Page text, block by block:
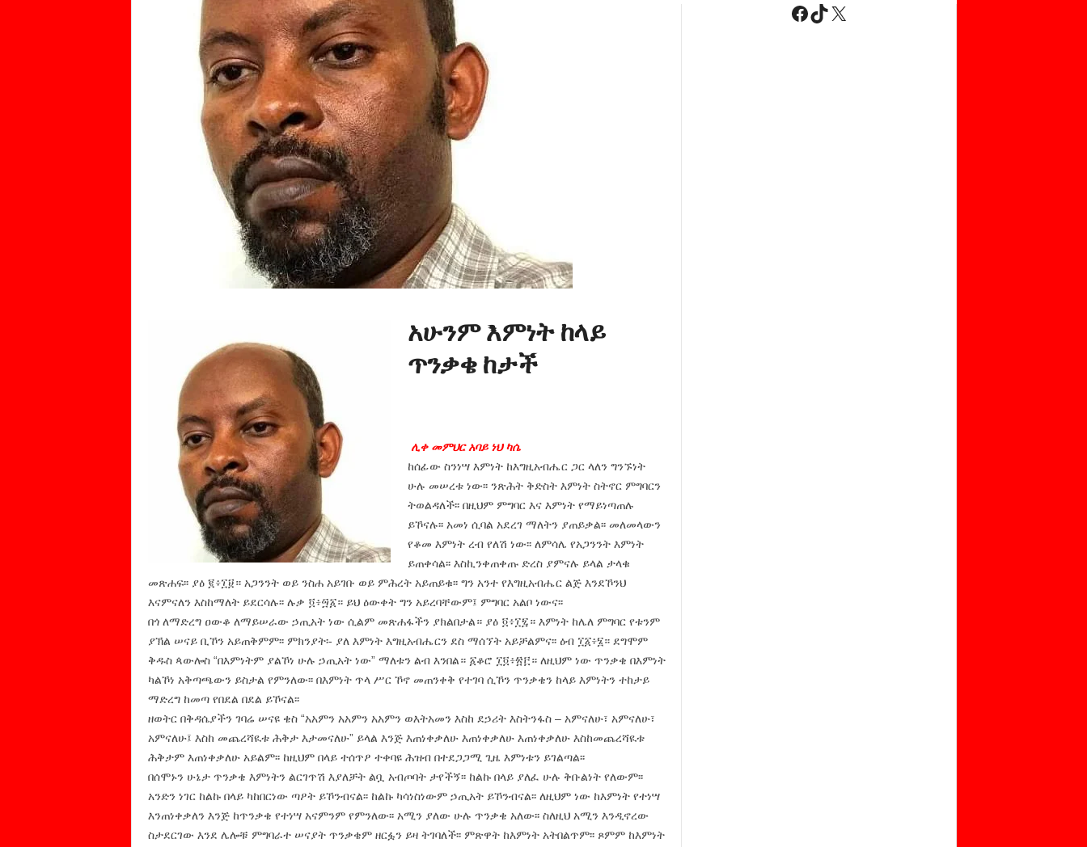
አሁንም እምነት ከላይ
ጥንቃቄ ከታች
ሊቀ መምህር አባይ ነህ ካሴ
ከሰፊው ስንነሣ እምነት ከእግዚአብሔር ጋር ላለን ግንኙነት
ሁሉ መሠረቱ ነው፡፡ ንጽሕት ቅድስት እምነት ስትኖር ምግባርን
ትወልዳለች፡፡ በዚህም ምግባር እና እምነት የማይነጣጠሉ
ይኾናሉ፡፡ አመነ ሲባል አደረገ ማለትን ያጠይቃል፡፡ መለመላውን
የቆመ እምነት ረብ የለሽ ነው፡፡ ለምሳሌ የአጋንንት እምነት
ይጠቀሳል፡፡ እስኪንቀጠቀጡ ድረስ ያምናሉ ይላል ታላቁ
መጽሐፍ፡፡ ያዕ ፪፥፲፱። አጋንንት ወይ ንስሐ አይገቡ ወይ ምሕረት አይጠይቁ፡፡ ግን አንተ የእግዚአብሔር ልጅ እንደኾንህ
እናምናለን እስከማለት ይደርሳሉ፡፡ ሉቃ ፬፥፵፩። ይህ ዕውቀት ግን አይረባቸውም፤ ምግባር አልቦ ነውና፡፡
በጎ ለማድረግ ዐውቆ ለማይሠራው ኃጢአት ነው ሲልም መጽሐፋችን ያክልበታል። ያዕ ፬፥፲፯። እምነት ከሌለ ምግባር የቱንም
ያኽል ሠናይ ቢኾን አይጠቅምም፡፡ ምክንያት፡- ያለ እምነት እግዚአብሔርን ደስ ማሰኘት አይቻልምና፡፡ ዕብ ፲፩፥፮። ደግሞም
ቅዱስ ጳውሎስ “በእምነትም ያልኾነ ሁሉ ኃጢአት ነው” ማለቱን ልብ እንበል። ፩ቆሮ ፲፬፥፳፫። ለዚህም ነው ጥንቃቄ በእምነት
ካልኾነ አቅጣጫውን ይስታል የምንለው፡፡ በእምነት ጥላ ሥር ኾኖ መጠንቀቅ የተገባ ሲኾን ጥንቃቄን ከላይ እምነትን ተከታይ
ማድረግ ከመጣ የበደል በደል ይኾናል፡፡
ዘወትር በቅዳሴያችን ገባሬ ሠናዩ ቄስ “አአምን አአምን አአምን ወእትአመን እስከ ደኃሪት እስትንፋስ – አምናለሁ፣ አምናለሁ፣
አምናለሁ፤ እስከ መጨረሻዪቱ ሕቅታ እታመናለሁ” ይላል እንጅ እጠነቀቃለሁ እጠነቀቃለሁ እጠነቀቃለሁ እስከመጨረሻዪቱ
ሕቅታም እጠነቀቃለሁ አይልም፡፡ ከዚህም በላይ ተሰጥዖ ተቀባዩ ሕዝብ በተደጋጋሚ ጊዜ እምነቱን ይገልጣል፡፡
በሰሞኑን ሁኔታ ጥንቃቄ እምነትን ልርገጥሽ እያለቻት ልቧ አብጦባት ታየችኝ፡፡ ከልኩ በላይ ያለፈ ሁሉ ቅቡልነት የለውም፡፡
አንድን ነገር ከልኩ በላይ ካከበርነው ጣዖት ይኾንብናል፡፡ ከልኩ ካሳነስነውም ኃጢአት ይኾንብናል፡፡ ለዚህም ነው ከእምነት የተነሣ
እንጠነቀቃለን እንጅ ከጥንቃቄ የተነሣ አናምንም የምንለው፡፡ አሚን ያለው ሁሉ ጥንቃቄ አለው፡፡ ስለዚህ አሚን እንዲኖረው
ስታደርገው እንደ ሌሎቹ ምግባራተ ሠናያት ጥንቃቄም ዘርፏን ይዛ ትገባለች፡፡ ምጽዋት ከእምነት አትበልጥም፡፡ ጾምም ከእምነት
Facebook
TikTok
X